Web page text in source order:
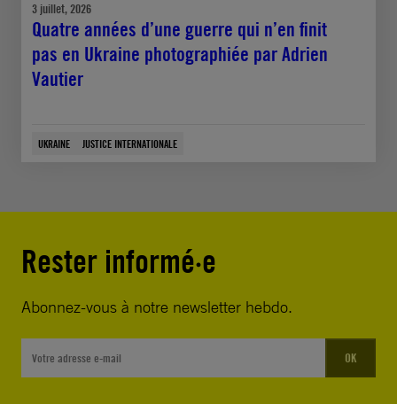
3 juillet, 2026
Quatre années d’une guerre qui n’en finit
pas en Ukraine photographiée par Adrien
Vautier
UKRAINE JUSTICE INTERNATIONALE
Rester informé·e
Abonnez-vous à notre newsletter hebdo.
OK